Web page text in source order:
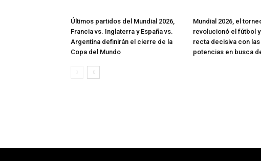
Últimos partidos del Mundial 2026,
Francia vs. Inglaterra y España vs.
Argentina definirán el cierre de la
Copa del Mundo
Mundial 2026, el
revolucionó el fútbol
recta decisiva con
potencias en busca